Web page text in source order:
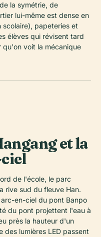
la symétrie, de
lui-même est dense en
papeteries et
élèves qui révisent tard
voit la mécanique
et la
de l'école, le parc
rive sud du fleuve Han.
en-ciel du pont Banpo
du pont projettent l'eau à
près la hauteur d'un
des lumières LED passent